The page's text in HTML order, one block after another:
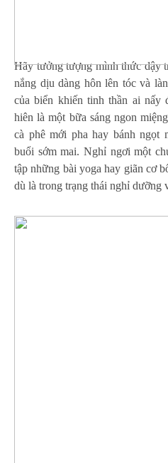
Hãy tưởng tượng mình thức dậy
nắng dịu dàng hôn lên tóc và
của biển khiến tinh thần ai nấy
hiên là một bữa sáng ngon
cà phê mới pha hay bánh ngọt
buổi sớm mai. Nghỉ ngơi một
tập những bài yoga hay giãn cơ
dù là trong trạng thái nghỉ dưỡng